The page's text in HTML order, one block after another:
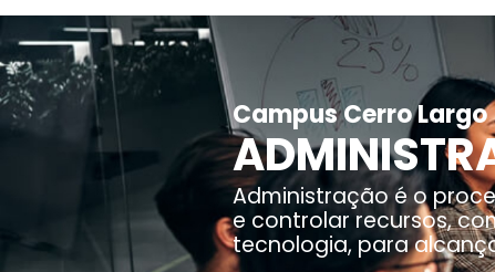
Campus Cerro Largo
Administração é o
e controlar recursos,
tecnologia, para